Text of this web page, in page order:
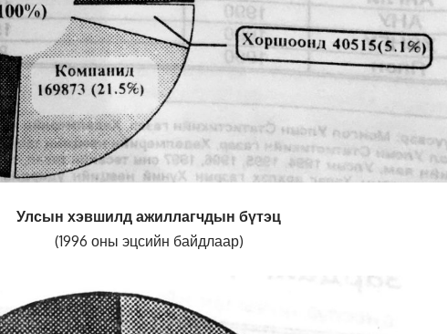
Улсын хэвшилд ажиллагчдын бүтэц
(1996 оны эцсийн байдлаар)